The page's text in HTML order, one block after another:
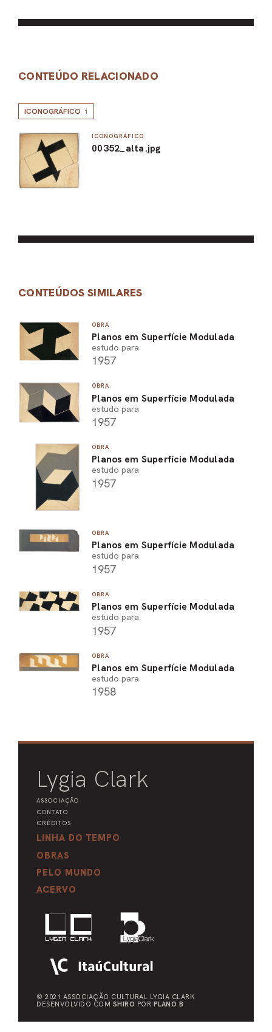
CONTEÚDO RELACIONADO
ICONOGRÁFICO 1
ICONOGRÁFICO
00352_alta.jpg
CONTEÚDOS SIMILARES
OBRA
Planos em Superfície Modulada
estudo para
1957
OBRA
Planos em Superfície Modulada
estudo para
1957
OBRA
Planos em Superfície Modulada
estudo para
1957
OBRA
Planos em Superfície Modulada
estudo para
1957
OBRA
Planos em Superfície Modulada
estudo para
1957
OBRA
Planos em Superfície Modulada
estudo para
1958
Lygia Clark
ASSOCIAÇÃO
CONTATO
CRÉDITOS
LINHA DO TEMPO
OBRAS
PELO MUNDO
ACERVO
© 2021 ASSOCIAÇÃO CULTURAL LYGIA CLARK
DESENVOLVIDO COM SHIRO POR PLANO B